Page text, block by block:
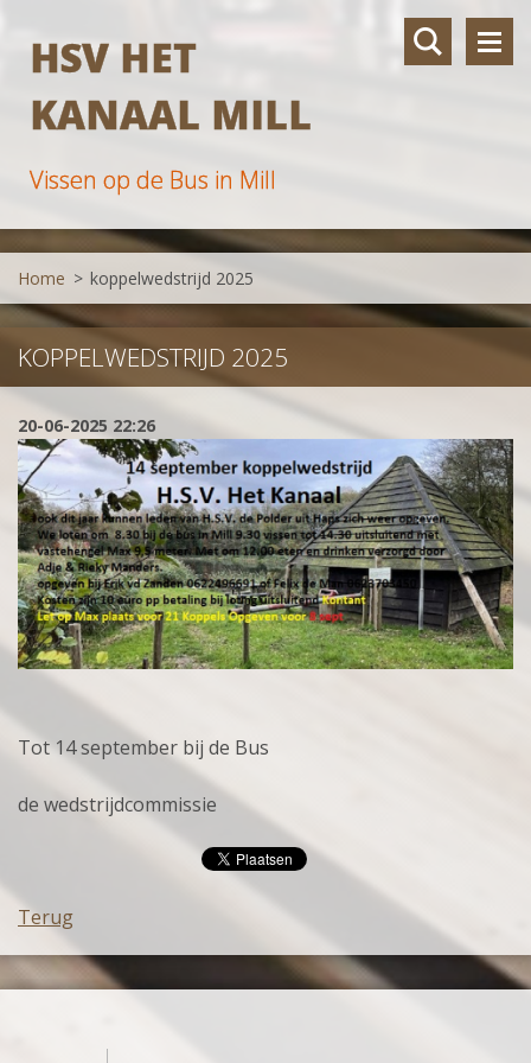
HSV HET
KANAAL MILL
Vissen op de Bus in Mill
Home > koppelwedstrijd 2025
KOPPELWEDSTRIJD 2025
20-06-2025 22:26
Tot 14 september bij de Bus
de wedstrijdcommissie
Terug